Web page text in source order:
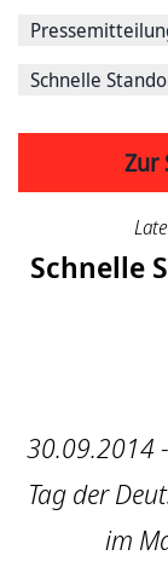
Schnelle
Zur
Schnelle
30.09.2014
Tag der
im